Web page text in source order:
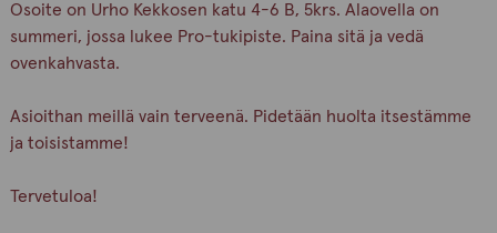
Osoite on Urho Kekkosen katu 4-6 B, 5krs. Alaovella on
summeri, jossa lukee Pro-tukipiste. Paina sitä ja vedä
ovenkahvasta.
Asioithan meillä vain terveenä. Pidetään huolta itsestämme
ja toisistamme!
Tervetuloa!